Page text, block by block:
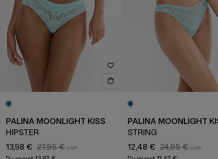
PALINA MOONLIGHT KISS
HIPSTER
13,98 € 27,95 €
PALINA MOONLIGHT
STRING
12,48 € 24,95 €